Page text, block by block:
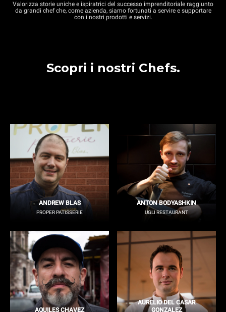
Valorizza storie uniche e ispiratrici del successo imprenditoriale raggiunto
da grandi chef che, come azienda, siamo fortunati a servire e supportare
con i nostri prodotti e servizi.
Scopri i nostri Chefs.
ANDREW BLAS
PROPER PATISSERIE
ANTON BODYASHKIN
UGLI RESTAURANT
AQUILES CHAVEZ
AURELIO DEL CASAR
GONZALEZ